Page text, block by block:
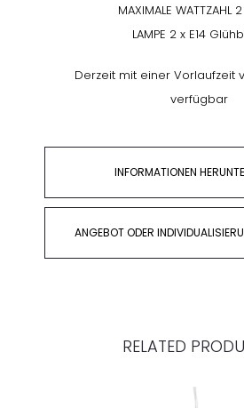
MAXIMALE WATTZAHL
LAMPE 2 x E14
Derzeit mit einer Vorlaufzeit
verfügbar
INFORMATIONEN
ANGEBOT ODER
RELATED